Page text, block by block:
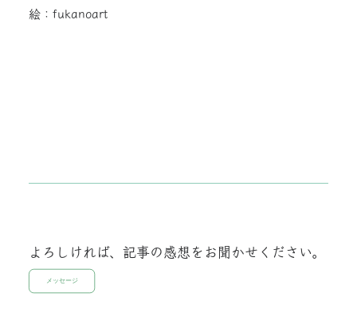
絵：fukanoart
よろしければ、記事の感想をお聞かせください。
メッセージ